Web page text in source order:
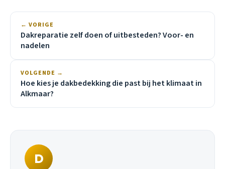
← VORIGE
Dakreparatie zelf doen of uitbesteden? Voor- en
nadelen
VOLGENDE →
Hoe kies je dakbedekking die past bij het klimaat in
Alkmaar?
D